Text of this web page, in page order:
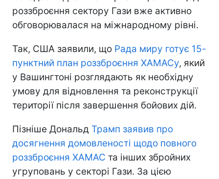
роззброєння сектору Гази вже активно
обговорювалася на міжнародному рівні.
Так, США заявили, що Рада миру готує 15-
пунктний план роззброєння ХАМАСу, який
у Вашингтоні розглядають як необхідну
умову для відновлення та реконструкції
території після завершення бойових дій.
Пізніше Дональд Трамп заявив про
досягнення домовленості щодо повного
роззброєння ХАМАС та інших збройних
угруповань у секторі Гази. За цією